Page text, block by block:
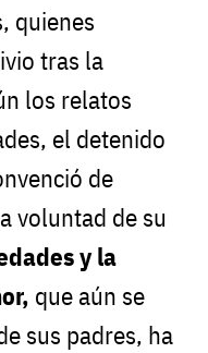
quienes
tras la
los relatos
el detenido
de
voluntad de su
y la
que aún se
sus padres, ha